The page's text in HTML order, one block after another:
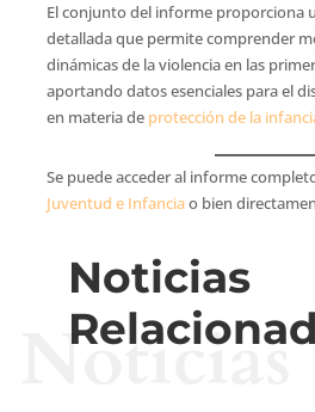
El conjunto del informe proporciona
detallada que permite comprender
dinámicas de la violencia en las
aportando datos esenciales para el
en materia de protección de la
Se puede acceder al informe
Juventud e Infanciao bien
Noticias
Noticias